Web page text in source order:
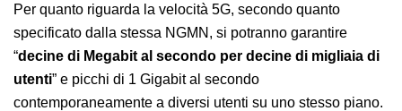
Per quanto riguarda la velocità 5G, secondo quanto
specificato dalla stessa NGMN, si potranno garantire
“decine di Megabit al secondo per decine di migliaia di
utenti” e picchi di 1 Gigabit al secondo
contemporaneamente a diversi utenti su uno stesso piano.